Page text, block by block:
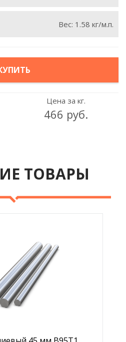
Вес: 1.58 кг/м.п.
Цена за кг.
466 руб.
ТОВАРЫ